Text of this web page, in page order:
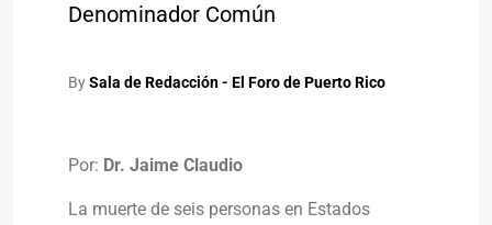
Denominador Común
BySala de Redacción - El Foro de Puerto Rico
Por: Dr. Jaime Claudio
La muerte de seis personas en Estados